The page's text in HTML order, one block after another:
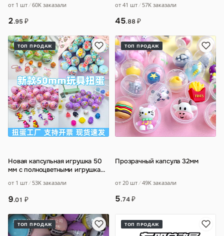
шарик, произв…
от 1 шт 60K заказали
2.95 ₽
автомат подарочный
от 41 шт 57K заказали
45.88₽
ТОП ПРОДАЖ
Новая капсульная игрушка 50
мм с полноцветными игрушками
от 1 шт 53K заказали
9.01 ₽
ТОП ПРОДАЖ
Прозрачный капсула 32мм
от 20 шт 49K заказали
5.74₽
ТОП ПРОДАЖ ТОП ПРОДАЖ